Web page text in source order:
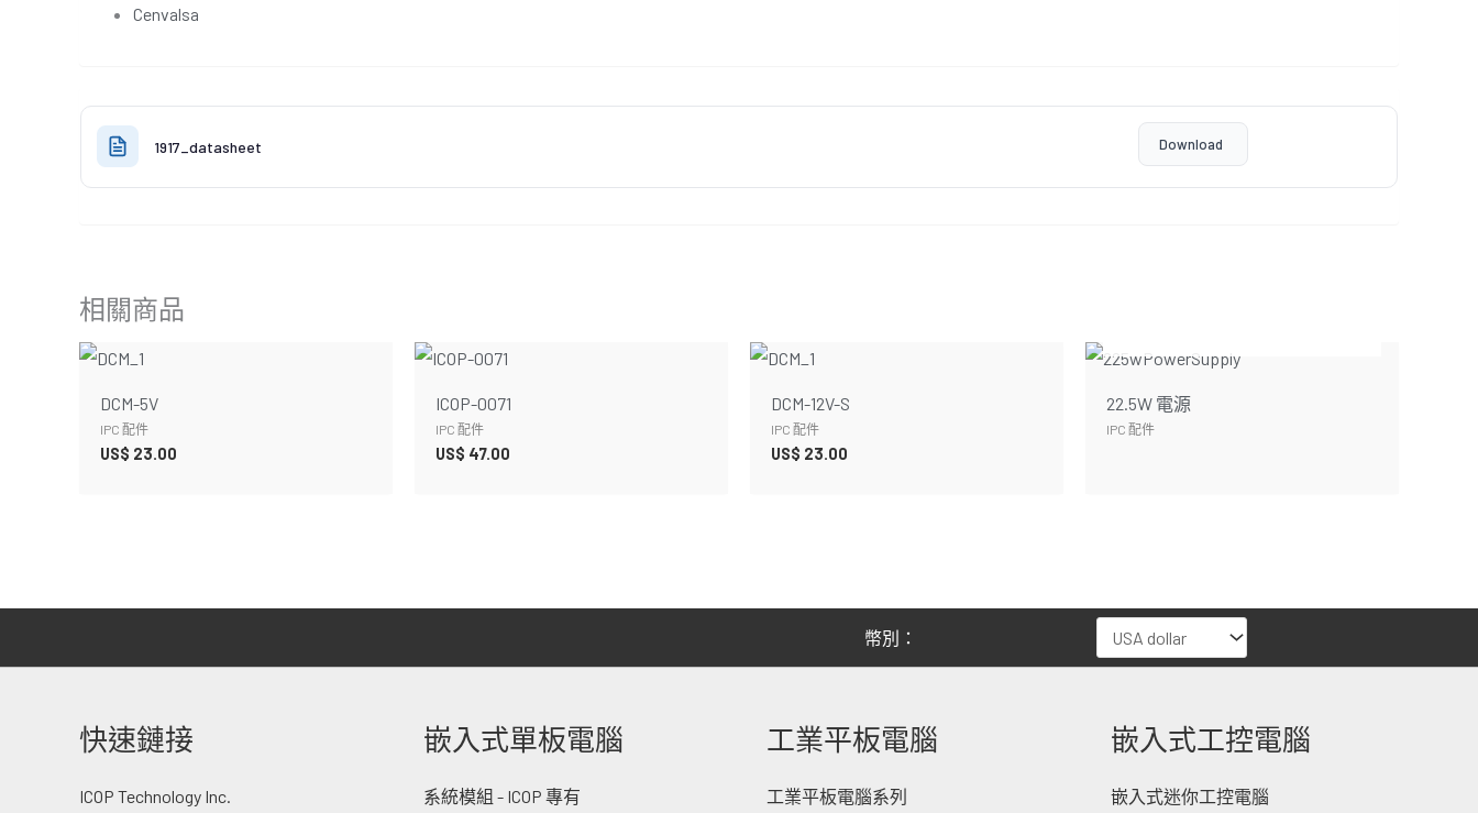
Cenvalsa
1917_datasheet Download
相關商品
DCM-5V
IPC 配件
US$ 23.00
ICOP-0071
IPC 配件
US$ 47.00
DCM-12V-S
IPC 配件
US$ 23.00
22.5W 電源
IPC 配件
幣別：
快速鏈接
ICOP Technology Inc.
嵌入式單板電腦
系統模組 - ICOP 專有
工業平板電腦
工業平板電腦系列
嵌入式工控電腦
嵌入式迷你工控電腦